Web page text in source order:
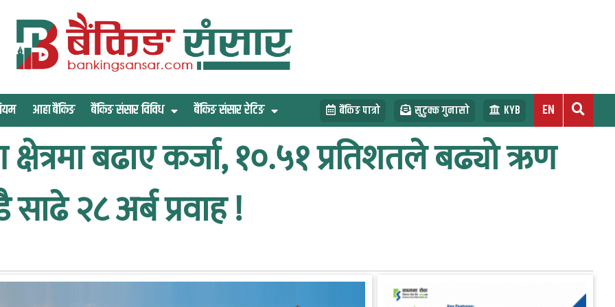
आहा बैंकिङ बैंकिङ संसार विविध बैंकिङ संसार रेटिङ बैंकिङ पात्रो सुटुक्क गुनासो KYB EN
बढाए कर्जा, १०.५१ प्रतिशतले बढ्यो ऋण
२८ अर्ब प्रवाह !